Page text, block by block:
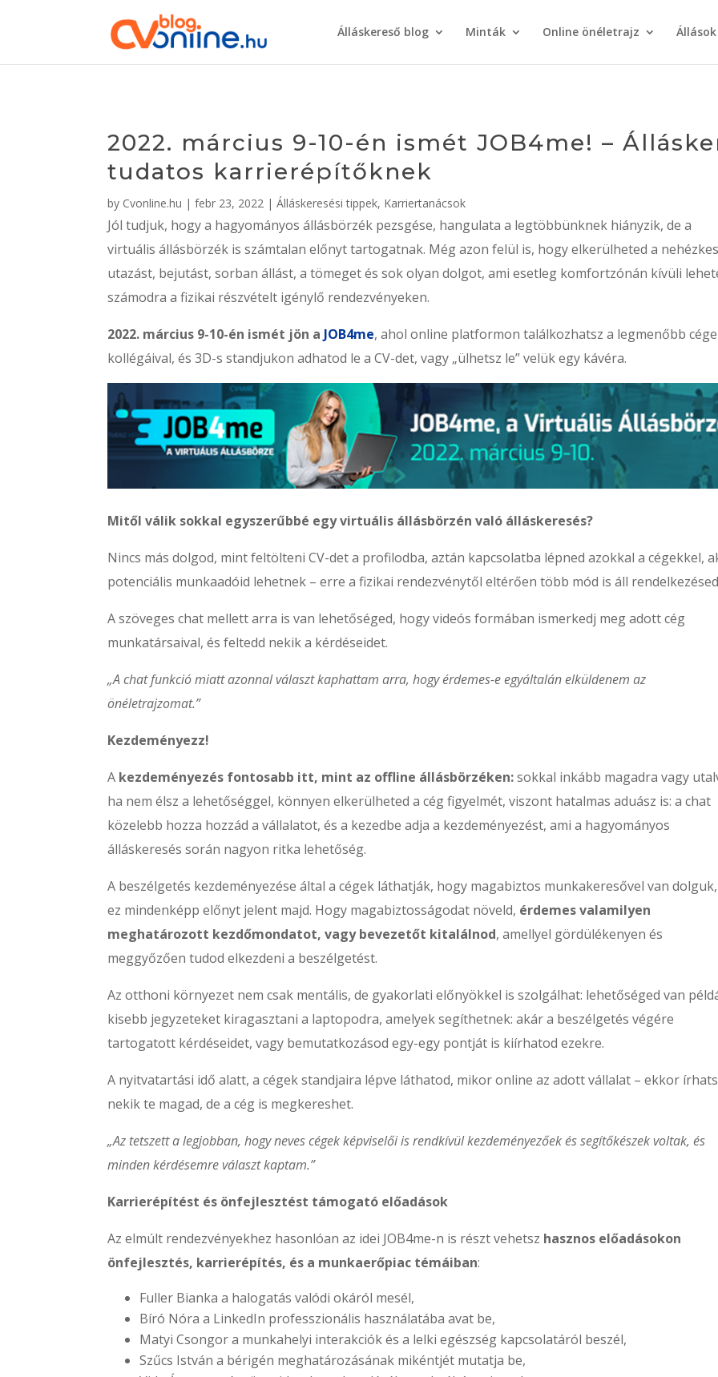
Álláskereső blog Minták Online önéletrajz Állások
2022. március 9-10-én ismét JOB4me! –
tudatos karrierépítőknek
by Cvonline.hu |febr 23, 2022 |Álláskeresési tippek, Karriertanácsok
Jól tudjuk, hogy a hagyományos állásbörzék pezsgése, hangulata a legtöbbünknek hiányzik, de a
virtuális állásbörzék is számtalan előnyt tartogatnak. Még azon felül is, hogy elkerülheted a
utazást, bejutást, sorban állást, a tömeget és sok olyan dolgot, ami esetleg komfortzónán kívüli
számodra a fizikai részvételt igénylő rendezvényeken.
2022. március 9-10-én ismét jön a JOB4me, ahol online platformon találkozhatsz a legmenőbb
kollégáival, és 3D-s standjukon adhatod le a CV-det, vagy „ülhetsz le” velük egy kávéra.
Mitől válik sokkal egyszerűbbé egy virtuális állásbörzén való álláskeresés?
Nincs más dolgod, mint feltölteni CV-det a profilodba, aztán kapcsolatba lépned azokkal a cégekkel,
potenciális munkaadóid lehetnek – erre a fizikai rendezvénytől eltérően több mód is áll
A szöveges chat mellett arra is van lehetőséged, hogy videós formában ismerkedj meg adott cég
munkatársaival, és feltedd nekik a kérdéseidet.
„A chat funkció miatt azonnal választ kaphattam arra, hogy érdemes-e egyáltalán elküldenem az
önéletrajzomat.”
Kezdeményezz!
A kezdeményezés fontosabb itt, mint az offline állásbörzéken:sokkal inkább magadra vagy
ha nem élsz a lehetőséggel, könnyen elkerülheted a cég figyelmét, viszont hatalmas aduász is: a chat
közelebb hozza hozzád a vállalatot, és a kezedbe adja a kezdeményezést, ami a hagyományos
álláskeresés során nagyon ritka lehetőség.
A beszélgetés kezdeményezése által a cégek láthatják, hogy magabiztos munkakeresővel van
ez mindenképp előnyt jelent majd. Hogy magabiztosságodat növeld, érdemes valamilyen
meghatározott kezdőmondatot, vagy bevezetőt kitalálnod, amellyel gördülékenyen és
meggyőzően tudod elkezdeni a beszélgetést.
Az otthoni környezet nem csak mentális, de gyakorlati előnyökkel is szolgálhat: lehetőséged van
kisebb jegyzeteket kiragasztani a laptopodra, amelyek segíthetnek: akár a beszélgetés végére
tartogatott kérdéseidet, vagy bemutatkozásod egy-egy pontját is kiírhatod ezekre.
A nyitvatartási idő alatt, a cégek standjaira lépve láthatod, mikor online az adott vállalat – ekkor
nekik te magad, de a cég is megkereshet.
„Az tetszett a legjobban, hogy neves cégek képviselői is rendkívül kezdeményezőek és segítőkészek voltak, és
minden kérdésemre választ kaptam.”
Karrierépítést és önfejlesztést támogató előadások
Az elmúlt rendezvényekhez hasonlóan az idei JOB4me-n is részt vehetsz hasznos előadásokon
önfejlesztés, karrierépítés, és a munkaerőpiac témáiban:
Fuller Bianka a halogatás valódi okáról mesél,
Bíró Nóra a LinkedIn professzionális használatába avat be,
Matyi Csongor a munkahelyi interakciók és a lelki egészség kapcsolatáról beszél,
Szűcs István a bérigén meghatározásának mikéntjét mutatja be,